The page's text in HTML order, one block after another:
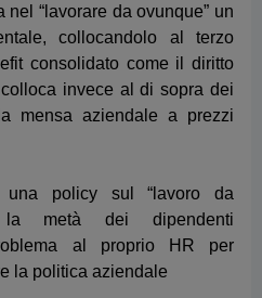
policy sul “lavoro da
la metà dei dipendenti
al proprio HR per
la politica aziendale
prenderebbero in
a tempo pieno. Inoltre
lavoro per una
policy sul lavoro da